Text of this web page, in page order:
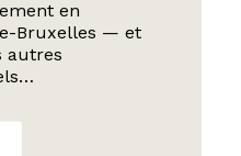
en
Bruxelles — et
autres